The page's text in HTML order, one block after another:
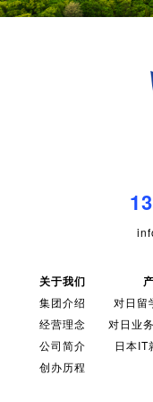
关于我们
集团介绍
经营理念
公司简介
创办历程
对日留
对日业
日本IT